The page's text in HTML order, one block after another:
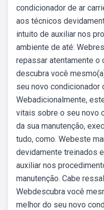
condicionador de ar
aos técnicos
intuito de auxiliar nos
ambiente de até:
repassar atentamente o
descubra você
seu novo condicionador
Webadicionalmente,
vitais sobre o seu novo
da sua manutenção,
tudo, como. Webeste
devidamente treinados
auxiliar nos
manutenção. Cabe
Webdescubra você
melhor do seu novo